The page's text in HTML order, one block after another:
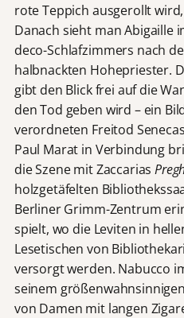
rote Teppich ausgerollt
Danach sieht man Abigaille
deco-Schlafzimmers nach
halbnackten Hohepriester.
gibt den Blick frei auf die
den Tod geben wird – ein
verordneten Freitod
Paul Marat in Verbindung
die Szene mit Zaccarias
holzgetäfelten
Berliner Grimm-Zentrum
spielt, wo die Leviten in
Lesetischen von
versorgt werden. Nabucco
seinem
von Damen mit langen